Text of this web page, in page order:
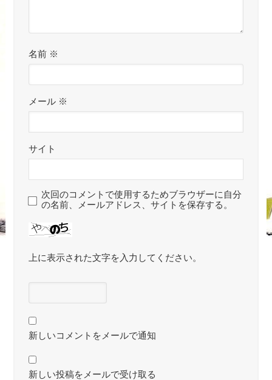
名前 ※
メール ※
サイト
次回のコメントで使用するためブラウザーに自分
の名前、メールアドレス、サイトを保存する。
上に表示された文字を入力してください。
新しいコメントをメールで通知
新しい投稿をメールで受け取る